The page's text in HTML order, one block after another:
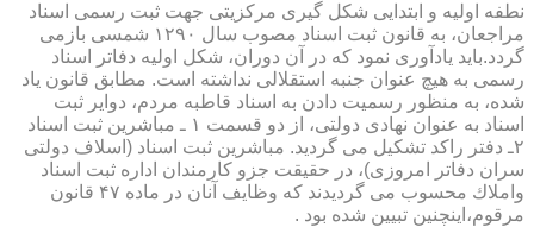
نطفه اولیه و ابتدایی شكل گیری مركزیتی جهت ثبت رسمی اسناد
مراجعان، به قانون ثبت اسناد مصوب سال ۱۲۹۰ شمسی بازمی
گردد.باید یادآوری نمود كه در آن دوران، شكل اولیه دفاتر اسناد
رسمی به هیچ عنوان جنبه استقلالی نداشته است. مطابق قانون یاد
شده، به منظور رسمیت دادن به اسناد قاطبه مردم، دوایر ثبت
اسناد به عنوان نهادی دولتی، از دو قسمت ۱ ـ مباشرین ثبت اسناد
۲ـ دفتر راكد تشكیل می گردید. مباشرین ثبت اسناد (اسلاف دولتی
سران دفاتر امروزی)، در حقیقت جزو كارمندان اداره ثبت اسناد
واملاك محسوب می گردیدند كه وظایف آنان در ماده ۴۷ قانون
مرقوم،اینچنین تبیین شده بود .